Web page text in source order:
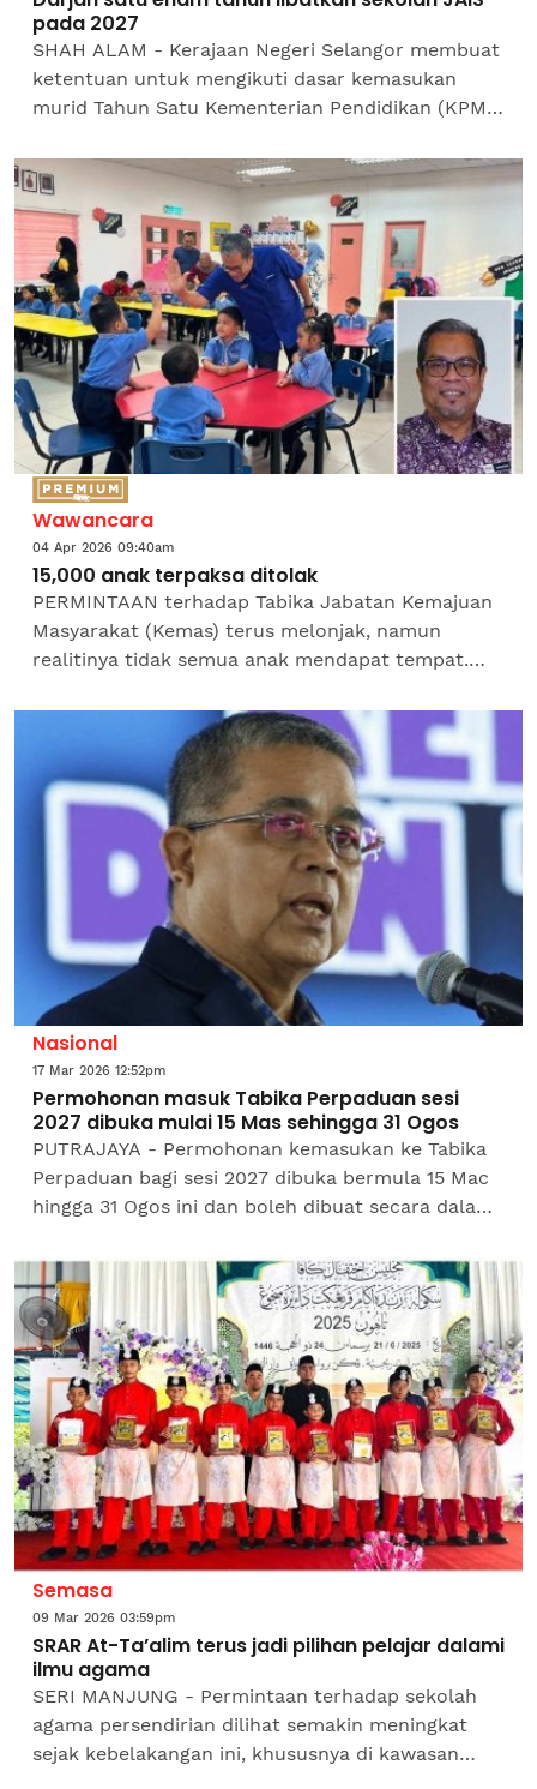
pada 2027
SHAH ALAM - Kerajaan Negeri Selangor membuat
ketentuan untuk mengikuti dasar kemasukan
murid Tahun Satu Kementerian Pendidikan (KPM)
2027 membabitkan...
Wawancara
04 Apr 2026 09:40am
15,000 anak terpaksa ditolak
PERMINTAAN terhadap Tabika Jabatan Kemajuan
Masyarakat (Kemas) terus melonjak, namun
realitinya tidak semua anak mendapat tempat.
ditolak akibat kekangan...
Nasional
17 Mar 2026 12:52pm
Permohonan masuk Tabika Perpaduan sesi
2027 dibuka mulai 15 Mas sehingga 31 Ogos
PUTRAJAYA - Permohonan kemasukan ke Tabika
Perpaduan bagi sesi 2027 dibuka bermula 15 Mac
hingga 31 Ogos ini dan boleh dibuat secara dalam
Negara.Kementerian itu...
Semasa
09 Mar 2026 03:59pm
SRAR At-Ta’alim terus jadi pilihan pelajar dalami
ilmu agama
SERI MANJUNG - Permintaan terhadap sekolah
agama persendirian dilihat semakin meningkat
sejak kebelakangan ini, khususnya di kawasan